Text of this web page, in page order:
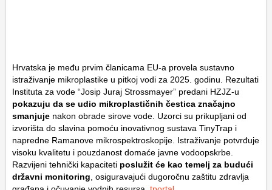
Hrvatska je među prvim članicama EU-a provela sustavno
istraživanje mikroplastike u pitkoj vodi za 2025. godinu. Rezultati
Instituta za vode “Josip Juraj Strossmayer” predani HZJZ-u
pokazuju da se udio mikroplastičnih čestica značajno
smanjuje nakon obrade sirove vode. Uzorci su prikupljani od
izvorišta do slavina pomoću inovativnog sustava TinyTrap i
napredne Ramanove mikrospektroskopije. Istraživanje potvrđuje
visoku kvalitetu i pouzdanost domaće javne vodoopskrbe.
Razvijeni tehnički kapaciteti poslužit će kao temelj za budući
državni monitoring , osiguravajući dugoročnu zaštitu zdravlja